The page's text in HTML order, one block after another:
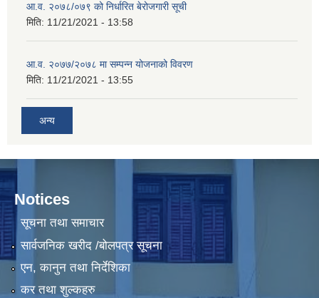
आ.व. २०७८/०७९ को निर्धारित बेरोजगारी सूची
मिति: 11/21/2021 - 13:58
आ.व. २०७७/२०७८ मा सम्पन्न योजनाको विवरण
मिति: 11/21/2021 - 13:55
अन्य
Notices
सूचना तथा समाचार
सार्वजनिक खरीद /बोलपत्र सूचना
एन, कानुन तथा निर्देशिका
कर तथा शुल्कहरु